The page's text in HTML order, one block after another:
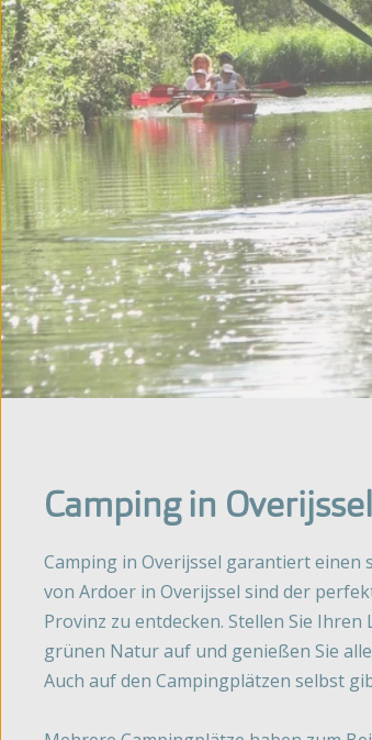
Camping in Overijssel
Camping in Overijssel garantiert einen
von Ardoer in Overijssel sind der
Provinz zu entdecken. Stellen Sie
grünen Natur auf und genießen Sie
Auch auf den Campingplätzen selbst